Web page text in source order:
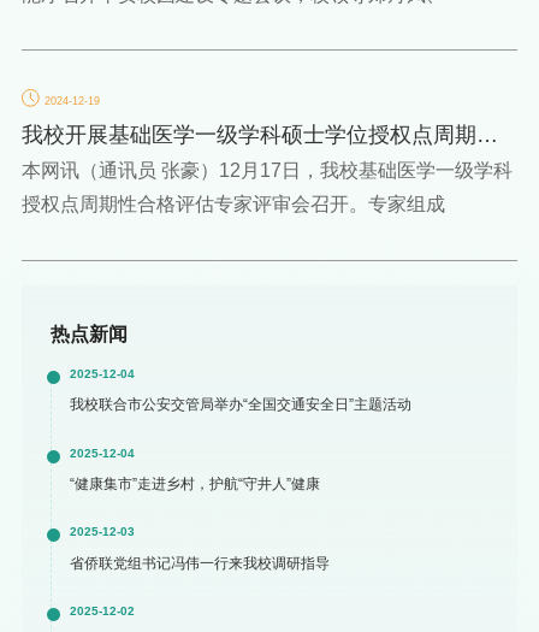
2024-12-19
我校开展基础医学一级学科硕士学位授权点周期性
合格评估专家评审...
本网讯（通讯员 张豪）12月17日，我校基础医学一级学科
授权点周期性合格评估专家评审会召开。专家组成
热点新闻
2025-12-04
我校联合市公安交管局举办“全国交通安全日”主题活动
2025-12-04
“健康集市”走进乡村，护航“守井人”健康
2025-12-03
省侨联党组书记冯伟一行来我校调研指导
2025-12-02